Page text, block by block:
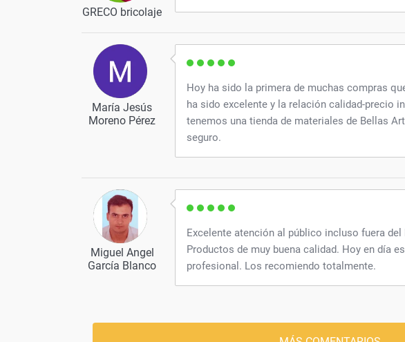
GRECO bricolaje
María Jesús
Moreno Pérez
Hoy ha sido la primera de muchas compras
ha sido excelente y la relación calidad-precio
tenemos una tienda de materiales de Bellas
seguro.
Miguel Angel
García Blanco
Excelente atención al público incluso fuera
Productos de muy buena calidad. Hoy en día
profesional. Los recomiendo totalmente.